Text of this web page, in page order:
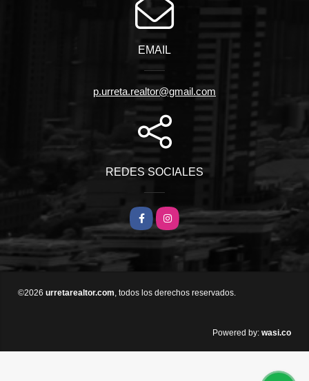
EMAIL
p.urreta.realtor@gmail.com
REDES SOCIALES
FacebookInstagram
©2026 urretarealtor.com, todos los derechos reservados.
Powered by: wasi.co